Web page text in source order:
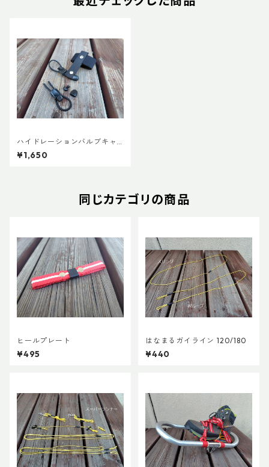
ハイドレーションバルブキャ
ッチフリー+バイトバルブホル
ダー17（コンツアー用）
¥1,650
同じカテゴリの商品
ヒールプレート
¥495
はなまるガイライン 120/180
¥440